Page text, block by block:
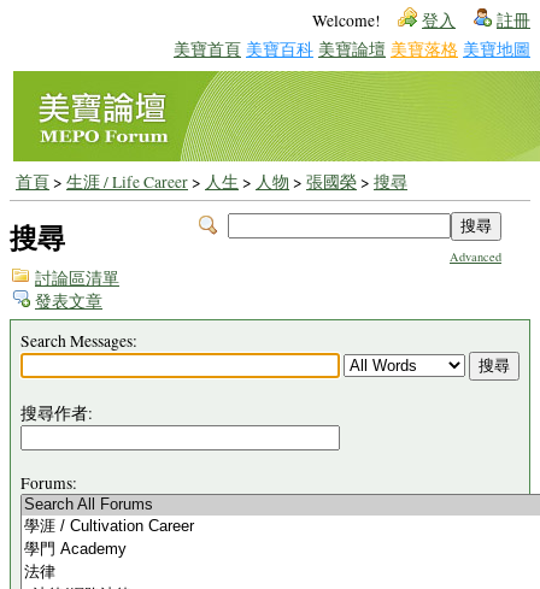
Welcome! 登入 註冊
美寶首頁 美寶百科 美寶論壇 美寶落格 美寶地圖
首頁> 生涯 / Life Career> 人生 > 人物 > 張國榮> 搜尋
Advanced
搜尋
討論區清單
發表文章
Search Messages:
搜尋作者:
Forums: